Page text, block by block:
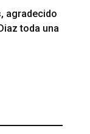
agradecido
toda una